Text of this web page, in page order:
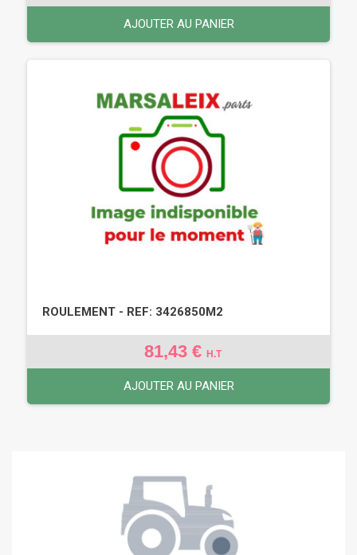
AJOUTER AU PANIER
ROULEMENT - REF: 3426850M2
81,43 € H.T
AJOUTER AU PANIER